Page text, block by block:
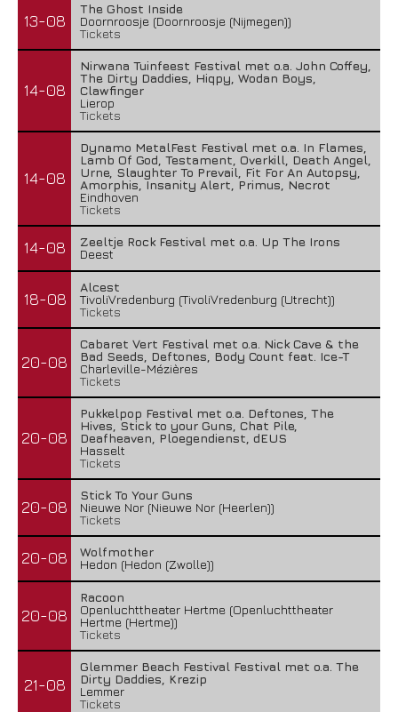
13-08
The Ghost Inside
Doornroosje (Doornroosje (Nijmegen))
Tickets
14-08
Nirwana Tuinfeest Festival met o.a. John Coffey,
The Dirty Daddies, Hiqpy, Wodan Boys,
Clawfinger
Lierop
Tickets
14-08
Dynamo MetalFest Festival met o.a. In Flames,
Lamb Of God, Testament, Overkill, Death Angel,
Urne, Slaughter To Prevail, Fit For An Autopsy,
Amorphis, Insanity Alert, Primus, Necrot
Eindhoven
Tickets
14-08
Zeeltje Rock Festival met o.a. Up The Irons
Deest
18-08
Alcest
TivoliVredenburg (TivoliVredenburg (Utrecht))
Tickets
20-08
Cabaret Vert Festival met o.a. Nick Cave & the
Bad Seeds, Deftones, Body Count feat. Ice-T
Charleville-Mézières
Tickets
20-08
Pukkelpop Festival met o.a. Deftones, The
Hives, Stick to your Guns, Chat Pile,
Deafheaven, Ploegendienst, dEUS
Hasselt
Tickets
20-08
Stick To Your Guns
Nieuwe Nor (Nieuwe Nor (Heerlen))
Tickets
20-08
Wolfmother
Hedon (Hedon (Zwolle))
20-08
Racoon
Openluchttheater Hertme (Openluchttheater
Hertme (Hertme))
Tickets
21-08
Glemmer Beach Festival Festival met o.a. The
Dirty Daddies, Krezip
Lemmer
Tickets